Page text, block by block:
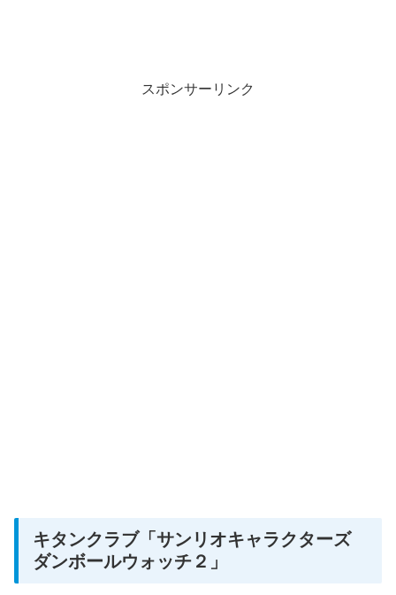
スポンサーリンク
キタンクラブ「サンリオキャラクターズ
ダンボールウォッチ２」